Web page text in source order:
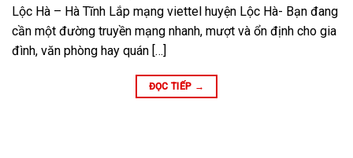
Lộc Hà – Hà Tĩnh Lắp mạng viettel huyện Lộc Hà- Bạn đang
cần một đường truyền mạng nhanh, mượt và ổn định cho gia
đình, văn phòng hay quán […]
ĐỌC TIẾP →